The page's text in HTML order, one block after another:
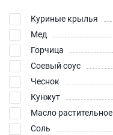
Куриные крылья
Мед
Горчица
Соевый соус
Чеснок
Кунжут
Масло растительное
Соль